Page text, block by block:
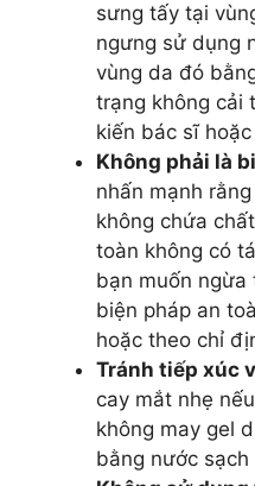
sưng tấy tại
ngưng sử dụng
vùng da đó
trạng không cải
kiến bác sĩ
Không phải là
nhấn mạnh rằng
không chứa
toàn không có
bạn muốn ngừa
biện pháp an
hoặc theo chỉ
Tránh tiếp xúc
cay mắt nhẹ
không may gel
bằng nước